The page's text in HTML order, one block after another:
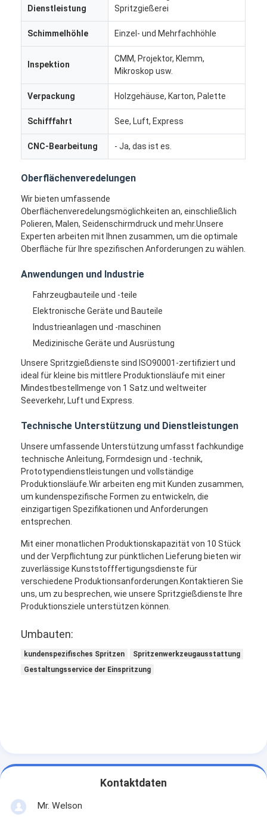
Haus
Produkte
Videos
Über uns
Treten Sie mit uns in Verbindung
Fälle
Wir Reden Jetzt.
Plastikspritzen-Service
Doppelschuss-Spritzen
PräzisionsSpritzen
Einzelner Schuss-Spritzen
Overmolding-Spritzen
Soem-Spritzen
Silikon-Spritzen
Dienstleistung
Spritzgießerei
Schimmelhöhle Einzel- und Mehrfachhöhle
Inspektion
CMM, Projektor, Klemm,
Mikroskop usw.
Verpackung Holzgehäuse, Karton, Palette
Schifffahrt See, Luft, Express
CNC-Bearbeitung - Ja, das ist es.
Oberflächenveredelungen
Wir bieten umfassende
Oberflächenveredelungsmöglichkeiten an, einschließlich
Polieren, Malen, Seidenschirmdruck und mehr.Unsere
Experten arbeiten mit Ihnen zusammen, um die optimale
Oberfläche für Ihre spezifischen Anforderungen zu wählen.
Anwendungen und Industrie
Fahrzeugbauteile und -teile
Elektronische Geräte und Bauteile
Industrieanlagen und -maschinen
Medizinische Geräte und Ausrüstung
Unsere Spritzgießdienste sind ISO90001-zertifiziert und
ideal für kleine bis mittlere Produktionsläufe mit einer
Mindestbestellmenge von 1 Satz.und weltweiter
Seeverkehr, Luft und Express.
Technische Unterstützung und Dienstleistungen
Unsere umfassende Unterstützung umfasst fachkundige
technische Anleitung, Formdesign und -technik,
Prototypendienstleistungen und vollständige
Produktionsläufe.Wir arbeiten eng mit Kunden zusammen,
um kundenspezifische Formen zu entwickeln, die
einzigartigen Spezifikationen und Anforderungen
entsprechen.
Mit einer monatlichen Produktionskapazität von 10 Stück
und der Verpflichtung zur pünktlichen Lieferung bieten wir
zuverlässige Kunststofffertigungsdienste für
verschiedene Produktionsanforderungen.Kontaktieren Sie
uns, um zu besprechen, wie unsere Spritzgießdienste Ihre
Produktionsziele unterstützen können.
Umbauten:
kundenspezifisches Spritzen
Spritzenwerkzeugausstattung
Gestaltungsservice der Einspritzung
Kontaktdaten
Mr. Welson